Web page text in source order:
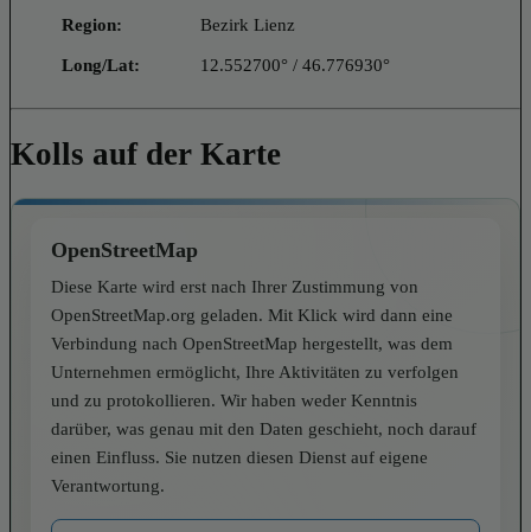
Region: Bezirk Lienz
Long/Lat: 12.552700° / 46.776930°
Kolls auf der Karte
OpenStreetMap
Diese Karte wird erst nach Ihrer Zustimmung von
OpenStreetMap.org geladen. Mit Klick wird dann eine
Verbindung nach OpenStreetMap hergestellt, was dem
Unternehmen ermöglicht, Ihre Aktivitäten zu verfolgen
und zu protokollieren. Wir haben weder Kenntnis
darüber, was genau mit den Daten geschieht, noch darauf
einen Einfluss. Sie nutzen diesen Dienst auf eigene
Verantwortung.